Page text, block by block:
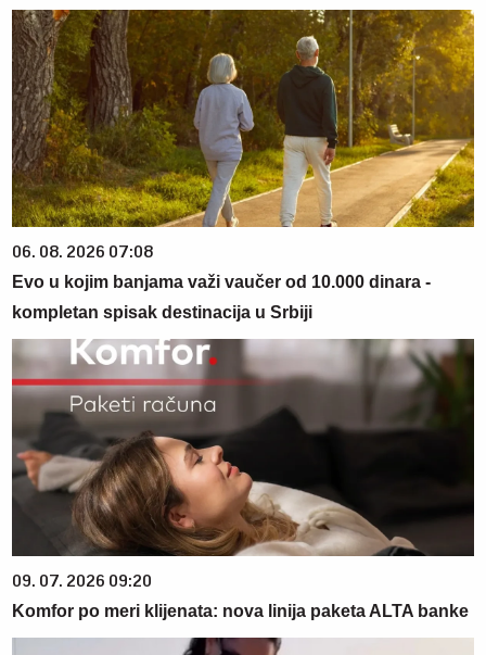
06. 08. 2026 07:08
Evo u kojim banjama važi vaučer od 10.000 dinara -
kompletan spisak destinacija u Srbiji
09. 07. 2026 09:20
Komfor po meri klijenata: nova linija paketa ALTA banke